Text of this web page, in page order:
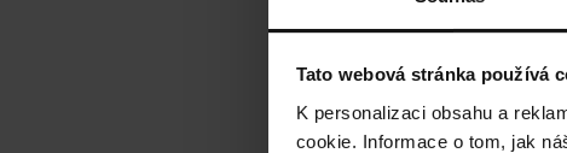
Tato webová stránka používá
K personalizaci obsahu a
cookie. Informace o tom, jak